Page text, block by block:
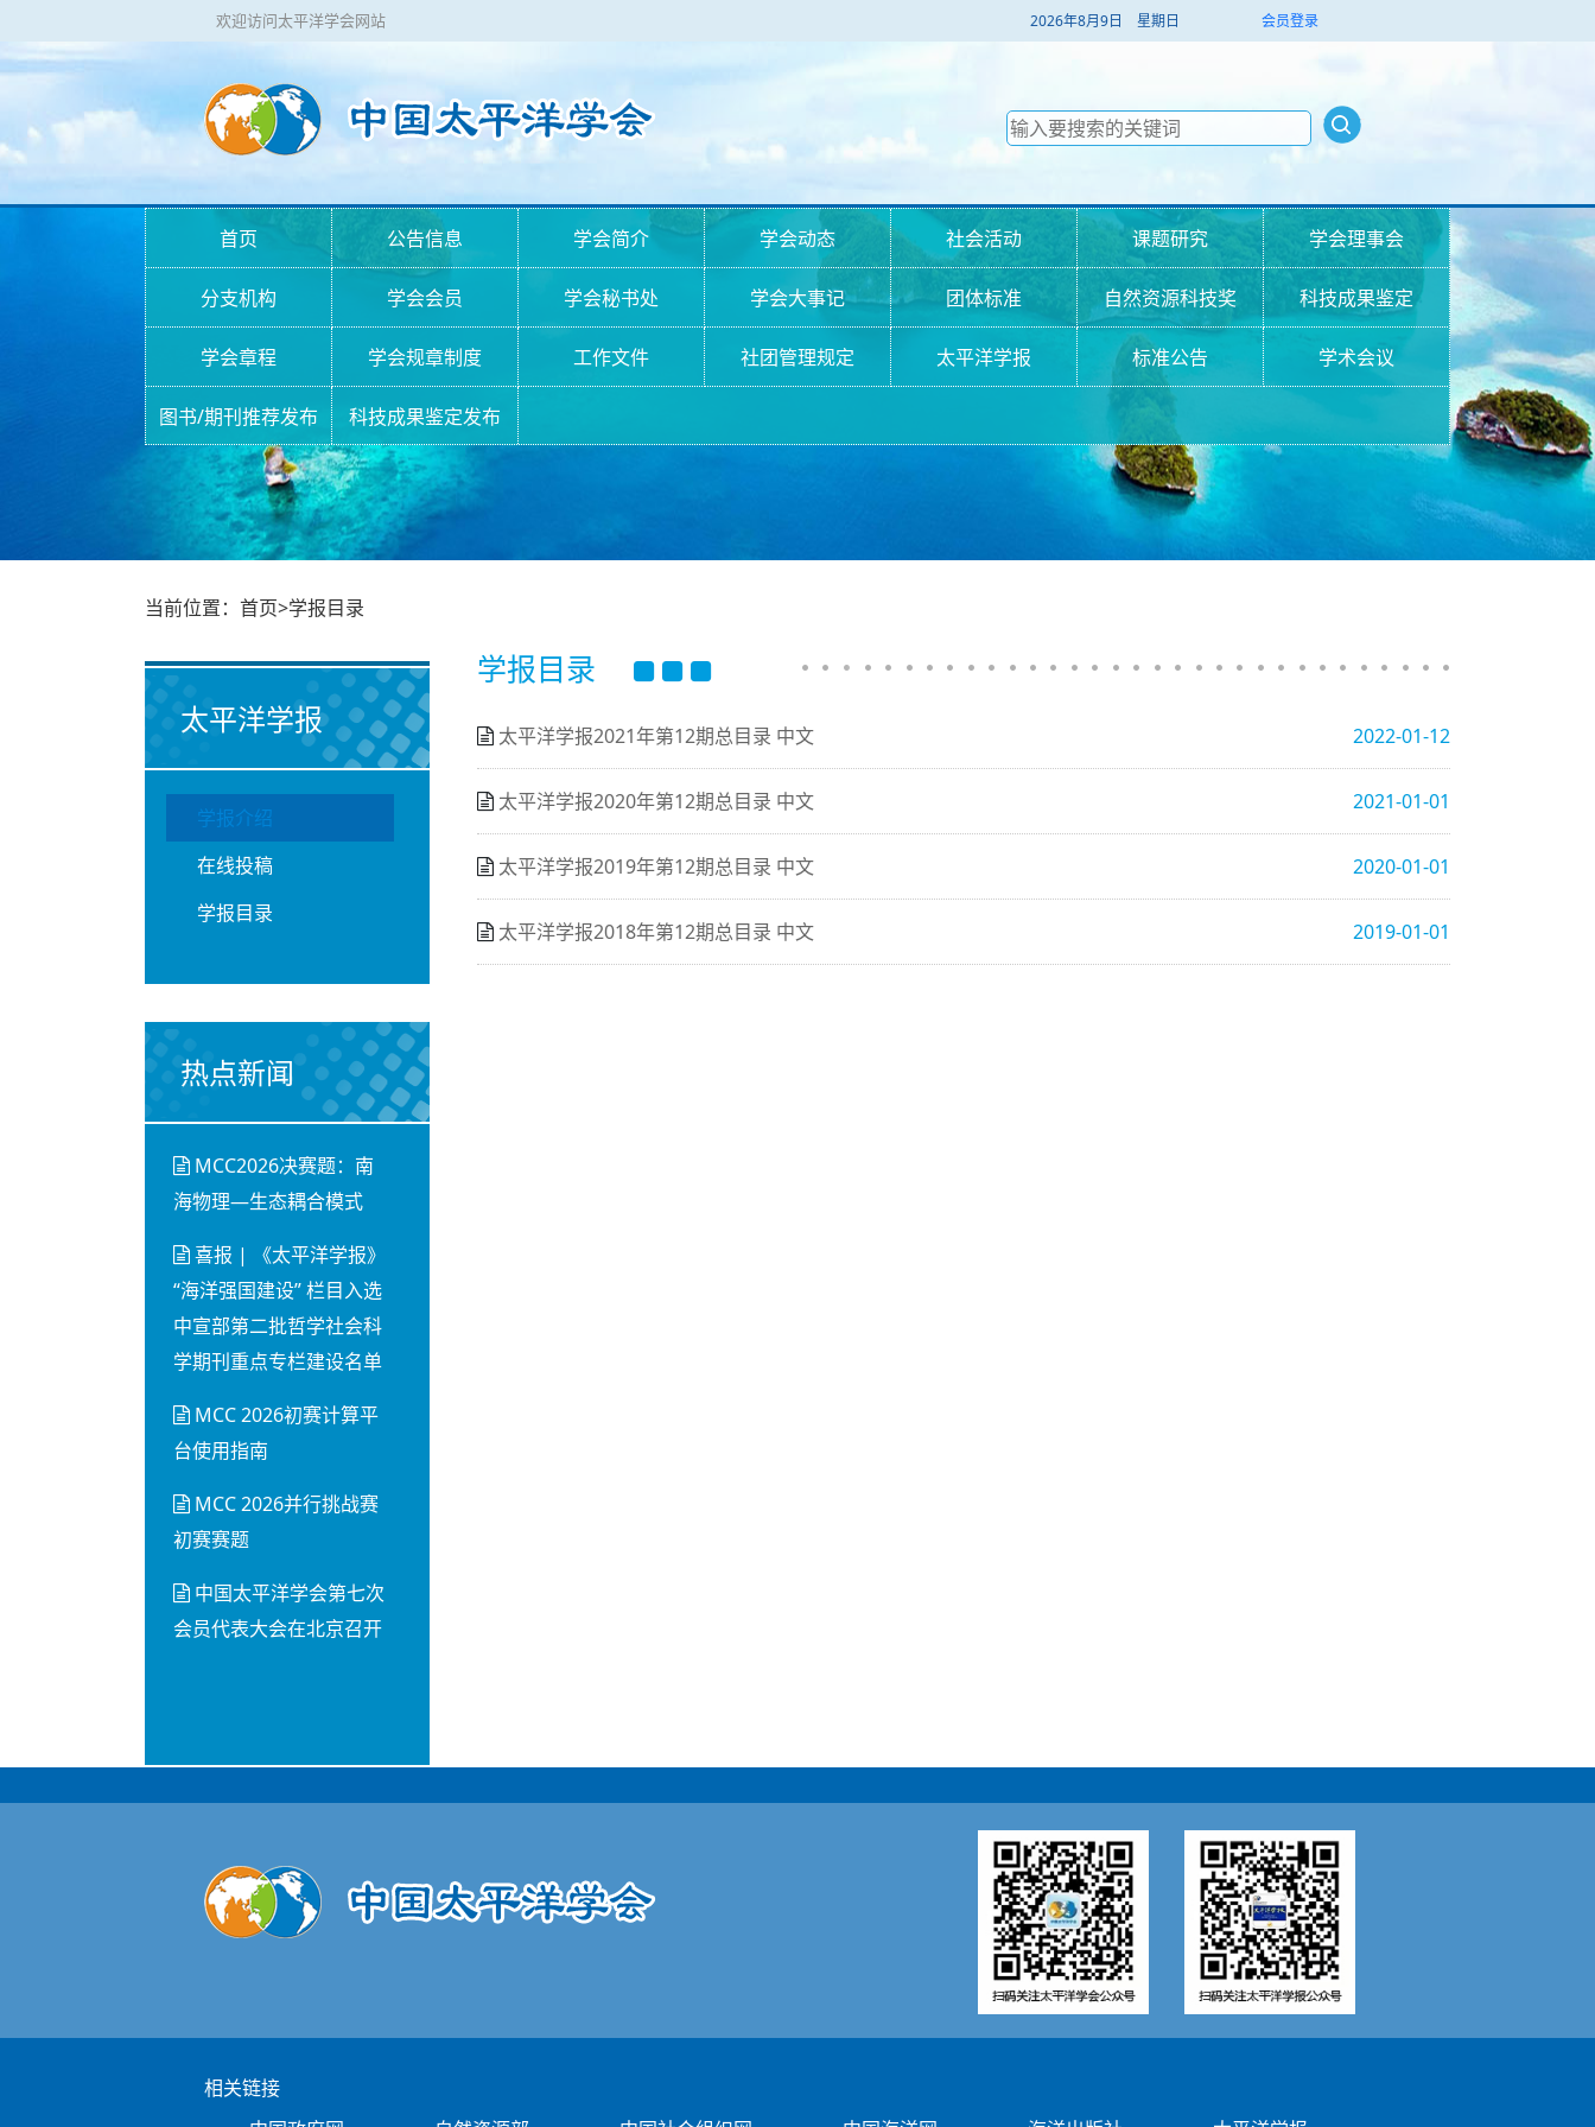
欢迎访问太平洋学会网站 2026年8月9日 星期日 会员登录
首页 公告信息 学会简介 学会动态 社会活动 课题研究 学会理事会
分支机构 学会会员 学会秘书处 学会大事记 团体标准 自然资源科技奖 科技成果鉴定
学会章程 学会规章制度 工作文件 社团管理规定 太平洋学报 标准公告 学术会议
图书/期刊推荐发布 科技成果鉴定发布
当前位置：首页>学报目录
太平洋学报
学报介绍
在线投稿
学报目录
热点新闻
MCC2026决赛题：南
海物理—生态耦合模式
喜报 | 《太平洋学报》
“海洋强国建设” 栏目入选
中宣部第二批哲学社会科
学期刊重点专栏建设名单
MCC 2026初赛计算平
台使用指南
MCC 2026并行挑战赛
初赛赛题
中国太平洋学会第七次
会员代表大会在北京召开
学报目录
太平洋学报2021年第12期总目录 中文 2022-01-12
太平洋学报2020年第12期总目录 中文 2021-01-01
太平洋学报2019年第12期总目录 中文 2020-01-01
太平洋学报2018年第12期总目录 中文 2019-01-01
相关链接